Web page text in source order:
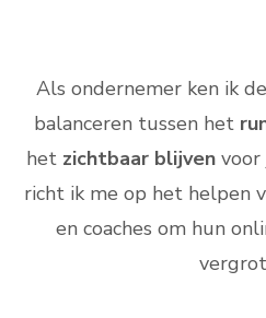
Als ondernemer ken ik de
balanceren tussen het
het zichtbaar blijven voor
richt ik me op het helpen
en coaches om hun